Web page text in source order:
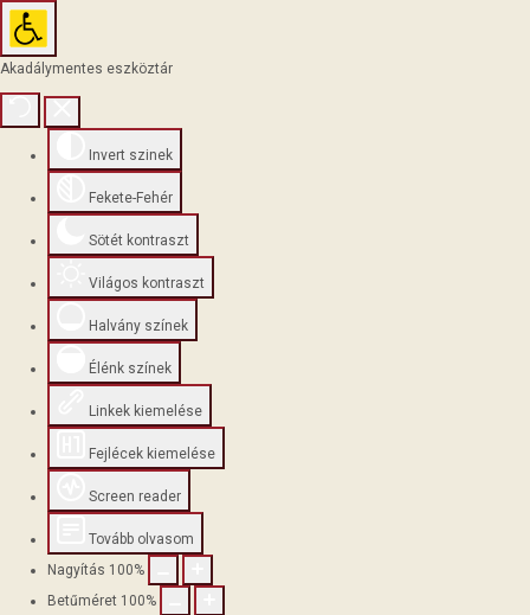
Akadálymentes eszköztár
Invert szinek
Fekete-Fehér
Sötét kontraszt
Világos kontraszt
Halvány színek
Élénk színek
Linkek kiemelése
Fejlécek kiemelése
Screen reader
Tovább olvasom
Nagyítás 100%
Betűméret 100%